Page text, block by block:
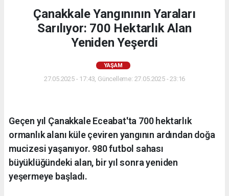
Çanakkale Yangınının Yaraları
Sarılıyor: 700 Hektarlık Alan
Yeniden Yeşerdi
YAŞAM
27.05.2025 - 17:43, Güncelleme: 27.05.2025 - 23:16
Geçen yıl Çanakkale Eceabat'ta 700 hektarlık
ormanlık alanı küle çeviren yangının ardından doğa
mucizesi yaşanıyor. 980 futbol sahası
büyüklüğündeki alan, bir yıl sonra yeniden
yeşermeye başladı.